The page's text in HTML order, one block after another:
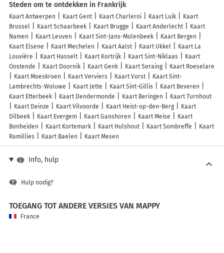
Steden om te ontdekken in Frankrijk
Kaart Antwerpen Kaart Gent Kaart Charleroi Kaart Luik
Kaart
Brussel
Kaart Schaarbeek Kaart Brugge Kaart Anderlecht
Kaart
Namen
Kaart Leuven Kaart Sint-Jans-Molenbeek
Kaart Bergen
Kaart Elsene
Kaart Mechelen Kaart Aalst Kaart Ukkel
Kaart La
Louvière
Kaart Hasselt Kaart Kortrijk Kaart Sint-Niklaas
Kaart
Oostende
Kaart Doornik Kaart Genk Kaart Seraing
Kaart Roeselare
Kaart Moeskroen
Kaart Verviers Kaart Vorst
Kaart Sint-
Lambrechts-Woluwe
Kaart Jette Kaart Sint-Gillis
Kaart Beveren
Kaart Etterbeek
Kaart Dendermonde Kaart Beringen
Kaart Turnhout
Kaart Deinze
Kaart Vilvoorde Kaart Heist-op-den-Berg
Kaart
Dilbeek
Kaart Evergem Kaart Ganshoren Kaart Meise
Kaart
Bonheiden
Kaart Kortemark Kaart Hulshout Kaart Sombreffe
Kaart
Ramillies
Kaart Baelen Kaart Mesen
Info, hulp
Hulp nodig?
TOEGANG TOT ANDERE VERSIES VAN MAPPY
France